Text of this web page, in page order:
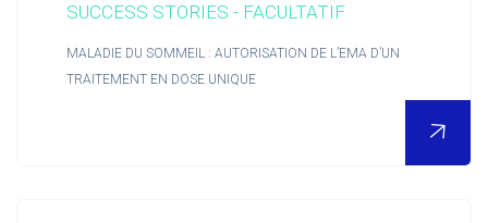
SUCCESS STORIES - FACULTATIF
MALADIE DU SOMMEIL : AUTORISATION DE L’EMA D’UN
TRAITEMENT EN DOSE UNIQUE